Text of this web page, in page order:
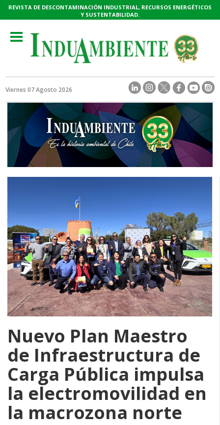
REVISTA DE DESCONTAMINACIÓN INDUSTRIAL, RECURSOS ENERGÉTICOS
Y SUSTENTABILIDAD.
Toggle
navigation
Viernes 07 Agosto 2026
Nuevo Plan Maestro
de Infraestructura de
Carga Pública impulsa
la electromovilidad en
la macrozona norte